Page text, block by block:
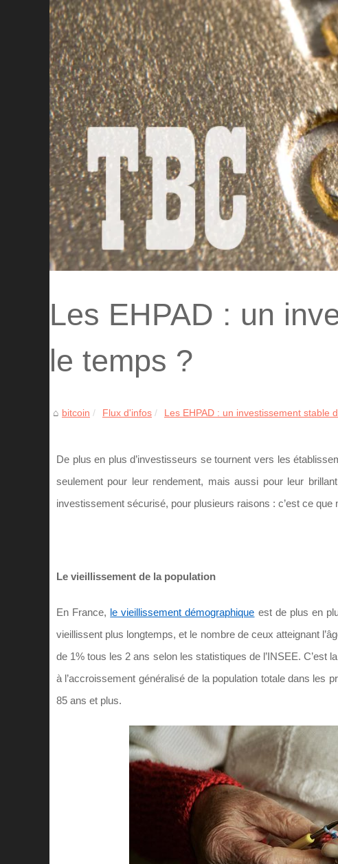
Les EHPAD : un
le temps ?
bitcoin Flux d'infos Les EHPAD : un investissement stable
De plus en plus d’investisseurs se tournent vers les
seulement pour leur rendement, mais aussi pour leur
investissement sécurisé, pour plusieurs raisons : c’est ce
Le vieillissement de la population
En France, le vieillissement démographique est de plus en
vieillissent plus longtemps, et le nombre de ceux atteignant
de 1% tous les 2 ans selon les statistiques de l’INSEE. C’est
à l’accroissement généralisé de la population totale dans les
85 ans et plus.